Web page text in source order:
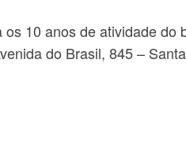
10 anos de atividade
do Brasil, 845 –